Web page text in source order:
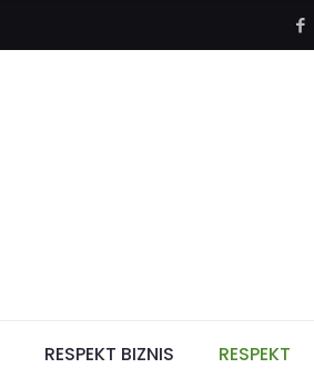
RESPEKT BIZNIS RESPEKT